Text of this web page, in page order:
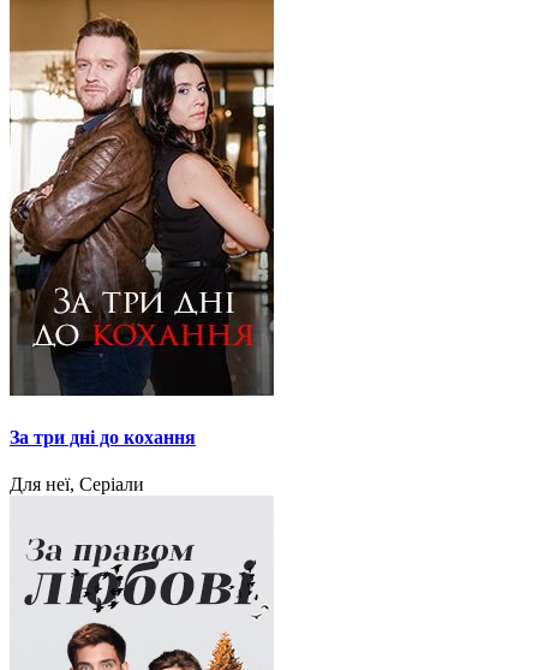
За три дні до кохання
Для неї, Серіали